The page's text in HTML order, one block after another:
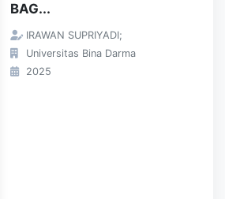
BAG...
IRAWAN SUPRIYADI;
Universitas Bina Darma
2025